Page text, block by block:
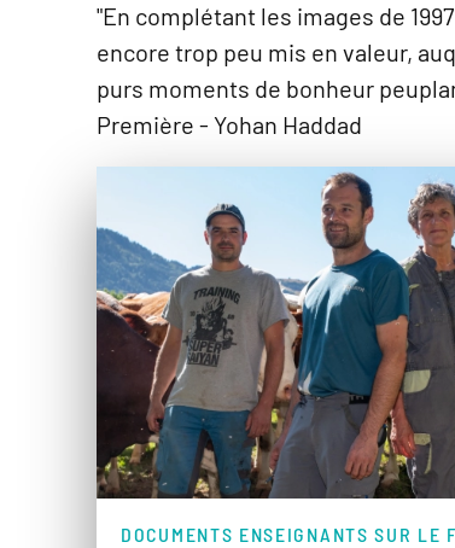
"En complétant les images de
encore trop peu mis en valeur,
purs moments de bonheur
Première - Yohan Haddad
DOCUMENTS ENSEIGNANTS SUR LE